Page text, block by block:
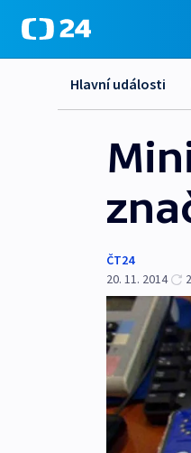
Hlavní události
ČT24
20. 11. 2014